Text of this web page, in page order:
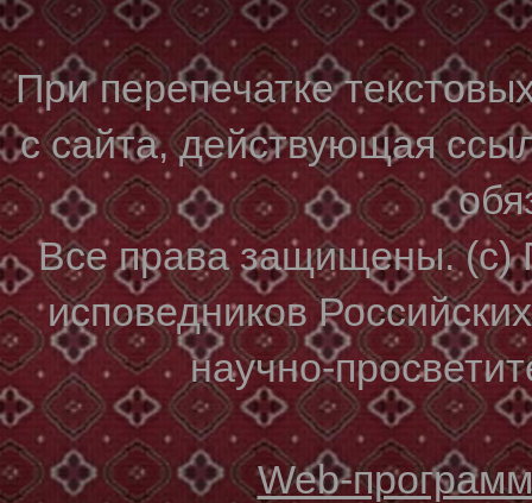
При перепечатке
с сайта, действующая
Все права защищены. (с)
исповедников
научно-
Web-